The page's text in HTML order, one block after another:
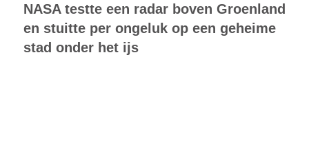
NASA testte een radar boven Groenland
en stuitte per ongeluk op een geheime
stad onder het ijs